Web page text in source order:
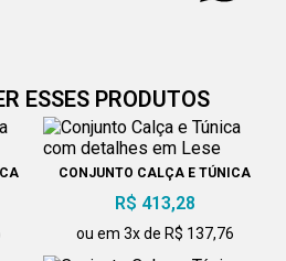
ESSES PRODUTOS
CONJUNTO CALÇA E TÚNICA
COM DETALHES EM LESE
R$ 413,28
ou em 3x de R$ 137,76